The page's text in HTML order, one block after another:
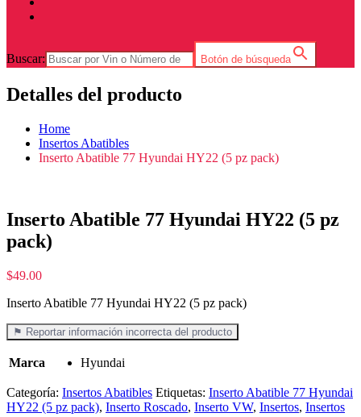
Buscar: Botón de búsqueda
Detalles del producto
Home
Insertos Abatibles
Inserto Abatible 77 Hyundai HY22 (5 pz pack)
Inserto Abatible 77 Hyundai HY22 (5 pz
pack)
$49.00
Inserto Abatible 77 Hyundai HY22 (5 pz pack)
⚑ Reportar información incorrecta del producto
Marca Hyundai
Categoría: Insertos Abatibles Etiquetas: Inserto Abatible 77 Hyundai
HY22 (5 pz pack), Inserto Roscado, Inserto VW, Insertos, Insertos